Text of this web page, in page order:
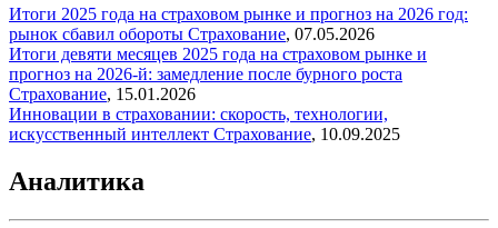
Итоги 2025 года на страховом рынке и прогноз на 2026 год:
рынок сбавил обороты Страхование, 07.05.2026
Итоги девяти месяцев 2025 года на страховом рынке и
прогноз на 2026-й: замедление после бурного роста
Страхование, 15.01.2026
Инновации в страховании: скорость, технологии,
искусственный интеллект Страхование, 10.09.2025
Аналитика